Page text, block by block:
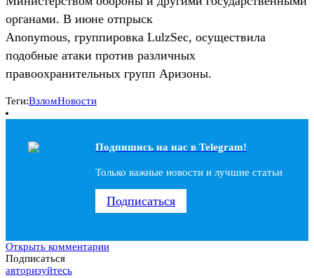
органами. В июне отпрыск
Anonymous, группировка LulzSec, осуществила
подобные атаки против различных
правоохранительных групп Аризоны.
Теги:ВзломНовости
Подпишись на наc в Telegram!
Только важные новости и лучшие статьи
Подписаться
Открыть комментарии
Подписаться
авторизуйтесь